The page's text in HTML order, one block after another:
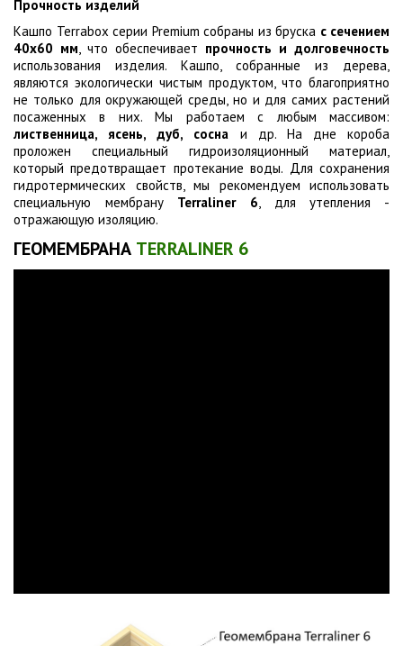
Прочность изделий
Кашпо Terrabox серии Premium собраны из бруска с сечением
40х60 мм, что обеспечивает прочность и долговечность
использования изделия. Кашпо, собранные из дерева,
являются экологически чистым продуктом, что благоприятно
не только для окружающей среды, но и для самих растений
посаженных в них. Мы работаем с любым массивом:
лиственница, ясень, дуб, сосна и др. На дне короба
проложен специальный гидроизоляционный материал,
который предотвращает протекание воды. Для сохранения
гидротермических свойств, мы рекомендуем использовать
специальную мембрану Terraliner 6, для утепления -
отражающую изоляцию.
ГЕОМЕМБРАНА TERRALINER 6